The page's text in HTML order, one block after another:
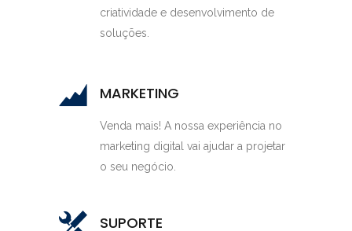
criatividade e desenvolvimento de
soluções.
MARKETING
Venda mais! A nossa experiência no
marketing digital vai ajudar a projetar
o seu negócio.
SUPORTE